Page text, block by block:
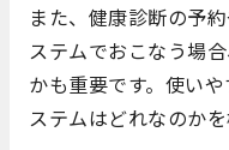
また、健康診断の予
ステムでおこなう場合
かも重要です。使い
ステムはどれなのかを